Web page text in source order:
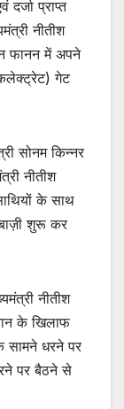
दर्जा प्राप्त
नीतीश
फानन में अपने
गेट
सोनम किन्नर
नीतीश
के साथ
शुरू कर
नीतीश
के खिलाफ
सामने धरने पर
पर बैठने से